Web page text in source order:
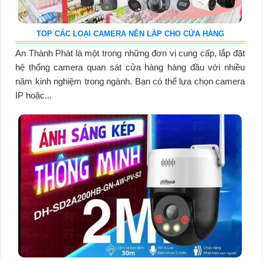
TOP CÁC LOẠI CAMERA NÊN LẮP CHO CỬA HÀNG
An Thành Phát là một trong những đơn vị cung cấp, lắp đặt
hệ thống camera quan sát cửa hàng hàng đầu với nhiều
năm kinh nghiệm trong ngành. Bạn có thể lựa chọn camera
IP hoặc...